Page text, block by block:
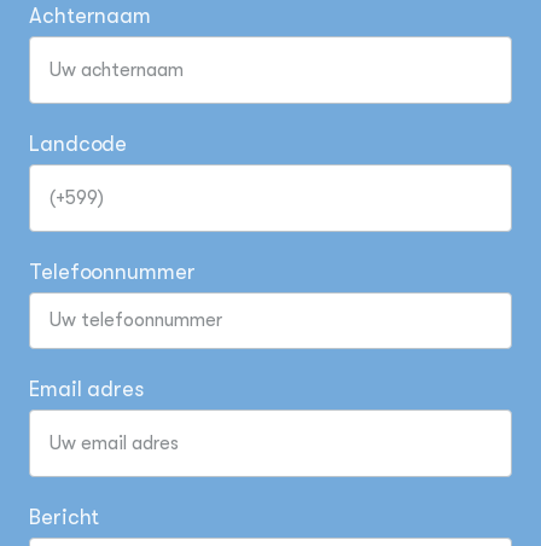
Achternaam
Landcode
Telefoonnummer
Email adres
Bericht